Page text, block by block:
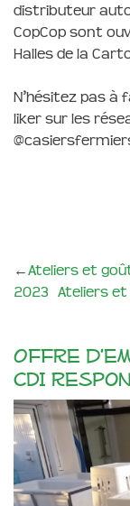
distributeur
CopCop sont
Halles de la
N’hésitez pas à
liker sur les
←Ateliers et
2023 Ateliers
Offre
CDI